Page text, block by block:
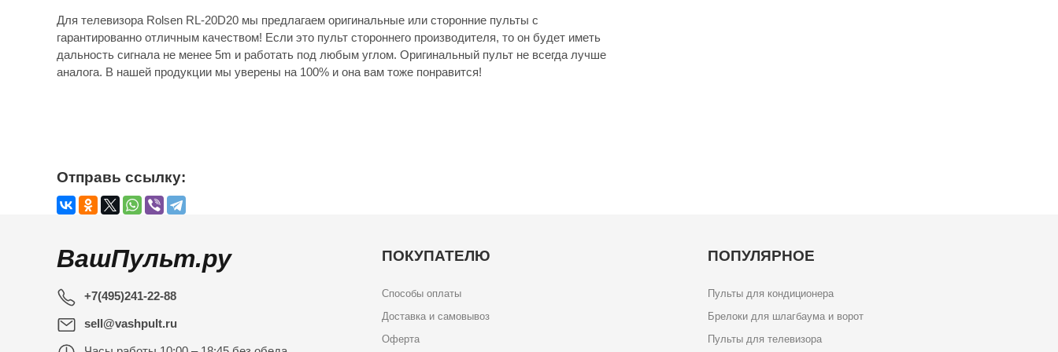
Для телевизора Rolsen RL-20D20 мы предлагаем оригинальные или сторонние пульты с
гарантированно отличным качеством! Если это пульт стороннего производителя, то он будет иметь
дальность сигнала не менее 5m и работать под любым углом. Оригинальный пульт не всегда лучше
аналога. В нашей продукции мы уверены на 100% и она вам тоже понравится!
Отправь ссылку:
ВашПульт.ру
+7(495)241-22-88
sell@vashpult.ru
ПОКУПАТЕЛЮ
Способы оплаты
Доставка и самовывоз
Оферта
ПОПУЛЯРНОЕ
Пульты для кондиционера
Брелоки для шлагбаума и ворот
Пульты для телевизора